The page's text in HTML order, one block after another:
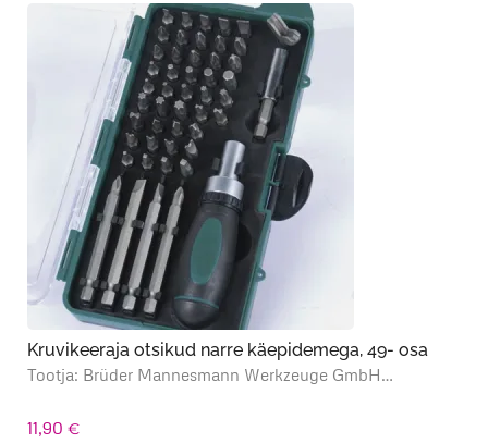
Kruvikeeraja otsikud narre käepidemega, 49- osa
Tootja: Brüder Mannesmann Werkzeuge GmbH…
11,90 €